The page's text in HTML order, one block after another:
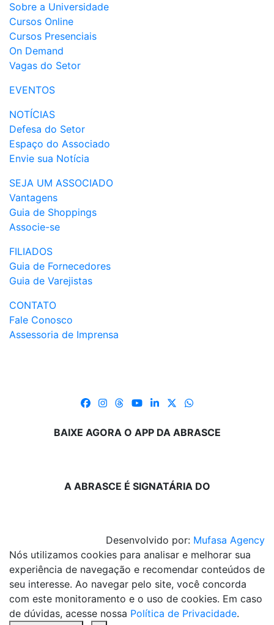
Sobre a Universidade
Cursos Online
Cursos Presenciais
On Demand
Vagas do Setor
EVENTOS
NOTÍCIAS
Defesa do Setor
Espaço do Associado
Envie sua Notícia
SEJA UM ASSOCIADO
Vantagens
Guia de Shoppings
Associe-se
FILIADOS
Guia de Fornecedores
Guia de Varejistas
CONTATO
Fale Conosco
Assessoria de Imprensa
BAIXE AGORA O APP DA ABRASCE
A ABRASCE É SIGNATÁRIA DO
Desenvolvido por: Mufasa Agency
Nós utilizamos cookies para analisar e melhorar sua
experiência de navegação e recomendar conteúdos de
seu interesse. Ao navegar pelo site, você concorda
com este monitoramento e o uso de cookies. Em caso
de dúvidas, acesse nossa Política de Privacidade.